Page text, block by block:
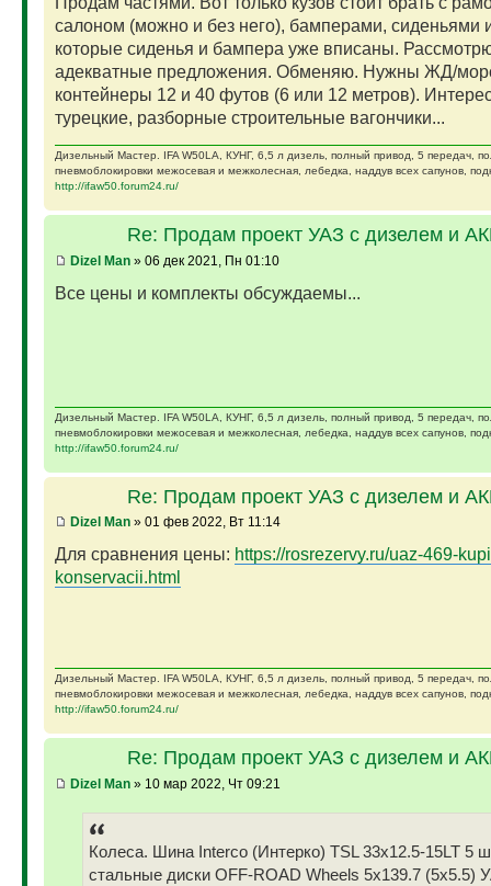
салоном (можно и без него), бамперами, сиденьями
которые сиденья и бампера уже вписаны.
адекватные предложения. Обменяю. Нужны ЖД/
контейнеры 12 и 40 футов (6 или 12 метров).
турецкие, разборные строительные вагончики...
Дизельный Мастер. IFA W50LA, КУНГ, 6,5 л дизель, полный привод, 5 передач,
пневмоблокировки межосевая и межколесная, лебедка, наддув всех сапунов,
http://ifaw50.forum24.ru/
Re: Продам проект УАЗ с дизелем и
Dizel Man» 06 дек 2021, Пн 01:10
Все цены и комплекты обсуждаемы...
Дизельный Мастер. IFA W50LA, КУНГ, 6,5 л дизель, полный привод, 5 передач,
пневмоблокировки межосевая и межколесная, лебедка, наддув всех сапунов,
http://ifaw50.forum24.ru/
Re: Продам проект УАЗ с дизелем и
Dizel Man» 01 фев 2022, Вт 11:14
Для сравнения цены: https://rosrezervy.ru/uaz-469-
konservacii.html
Дизельный Мастер. IFA W50LA, КУНГ, 6,5 л дизель, полный привод, 5 передач,
пневмоблокировки межосевая и межколесная, лебедка, наддув всех сапунов,
http://ifaw50.forum24.ru/
Re: Продам проект УАЗ с дизелем и
Dizel Man» 10 мар 2022, Чт 09:21
Колеса. Шина Interco (Интерко) TSL 33x12.5-15LT 5
стальные диски OFF-ROAD Wheels 5x139.7 (5x5.5)